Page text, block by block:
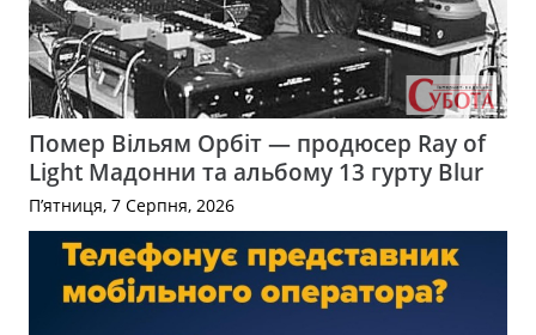
Помер Вільям Орбіт — продюсер Ray of
Light Мадонни та альбому 13 гурту Blur
П’ятниця, 7 Серпня, 2026